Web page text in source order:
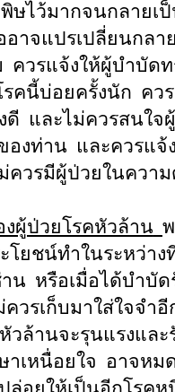
ษไว้มากจนกลายเป็
อาจแปรเปลี่ยนกลา
ควรแจ้งให้ผู้บำบัดท
รคนี้บ่อยครั้งนัก คว
ดี และไม่ควรสนใจ
องท่าน และควรแจ้
ควรมีผู้ป่วยในควา
ผู้ป่วยโรคหัวล้าน
โยชน์ทำในระหว่าง
น หรือเมื่อได้บำบั
ควรเก็บมาใส่ใจจำ
วล้านจะรุนแรงและ
าเหนื่อยใจ อาจหม